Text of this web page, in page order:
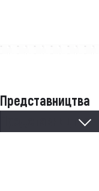
Представництва
Представництва